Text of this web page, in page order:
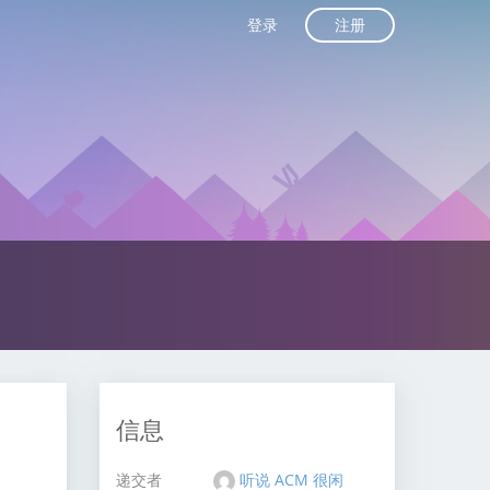
登录 注册
信息
递交者 听说 ACM 很闲